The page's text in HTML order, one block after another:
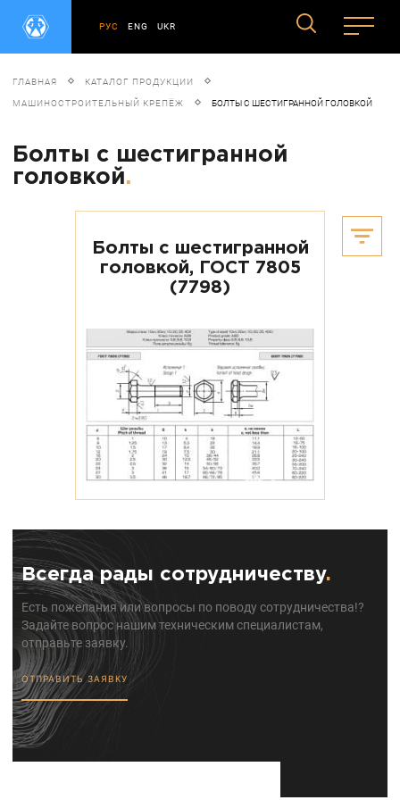
РУС ENG UKR
ГЛАВНАЯ КАТАЛОГ ПРОДУКЦИИ
МАШИНОСТРОИТЕЛЬНЫЙ КРЕПЁЖ БОЛТЫ С ШЕСТИГРАННОЙ ГОЛОВКОЙ
Болты с шестигранной
головкой.
Болты с шестигранной
головкой, ГОСТ 7805
(7798)
Всегда рады сотрудничеству.
Есть пожелания или вопросы по поводу сотрудничества!?
Задайте вопрос нашим техническим специалистам,
отправьте заявку.
ОТПРАВИТЬ ЗАЯВКУ